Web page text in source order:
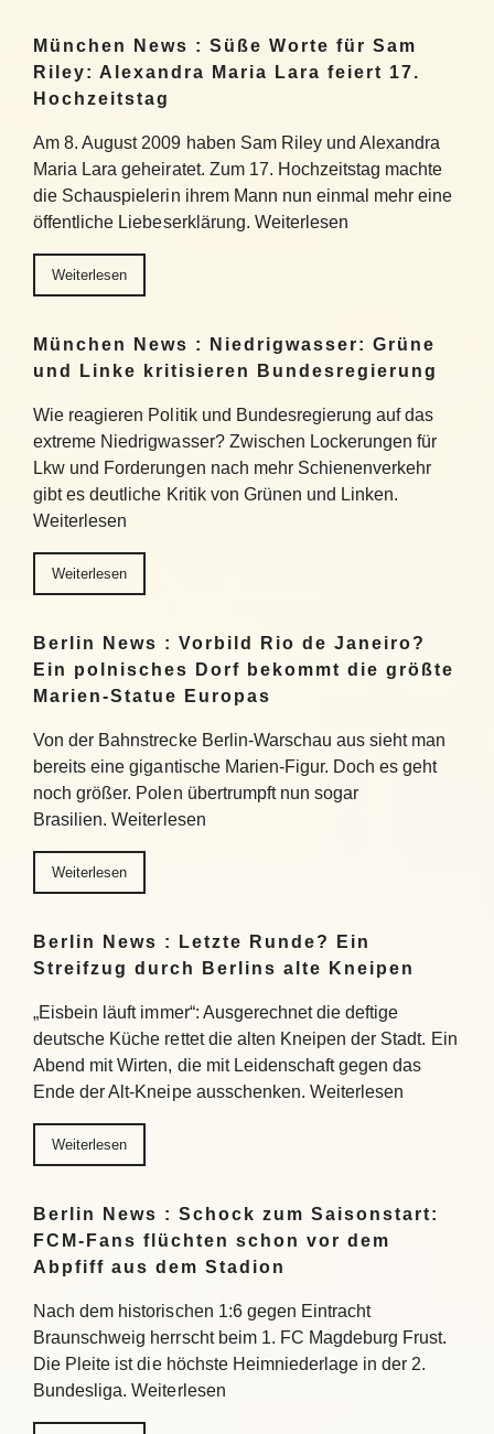
München News : Süße Worte für Sam
Riley: Alexandra Maria Lara feiert 17.
Hochzeitstag
Am 8. August 2009 haben Sam Riley und Alexandra
Maria Lara geheiratet. Zum 17. Hochzeitstag machte
die Schauspielerin ihrem Mann nun einmal mehr eine
öffentliche Liebeserklärung. Weiterlesen
Weiterlesen
München News : Niedrigwasser: Grüne
und Linke kritisieren Bundesregierung
Wie reagieren Politik und Bundesregierung auf das
extreme Niedrigwasser? Zwischen Lockerungen für
Lkw und Forderungen nach mehr Schienenverkehr
gibt es deutliche Kritik von Grünen und Linken.
Weiterlesen
Weiterlesen
Berlin News : Vorbild Rio de Janeiro?
Ein polnisches Dorf bekommt die größte
Marien-Statue Europas
Von der Bahnstrecke Berlin-Warschau aus sieht man
bereits eine gigantische Marien-Figur. Doch es geht
noch größer. Polen übertrumpft nun sogar
Brasilien. Weiterlesen
Weiterlesen
Berlin News : Letzte Runde? Ein
Streifzug durch Berlins alte Kneipen
„Eisbein läuft immer“: Ausgerechnet die deftige
deutsche Küche rettet die alten Kneipen der Stadt. Ein
Abend mit Wirten, die mit Leidenschaft gegen das
Ende der Alt-Kneipe ausschenken. Weiterlesen
Weiterlesen
Berlin News : Schock zum Saisonstart:
FCM-Fans flüchten schon vor dem
Abpfiff aus dem Stadion
Nach dem historischen 1:6 gegen Eintracht
Braunschweig herrscht beim 1. FC Magdeburg Frust.
Die Pleite ist die höchste Heimniederlage in der 2.
Bundesliga. Weiterlesen